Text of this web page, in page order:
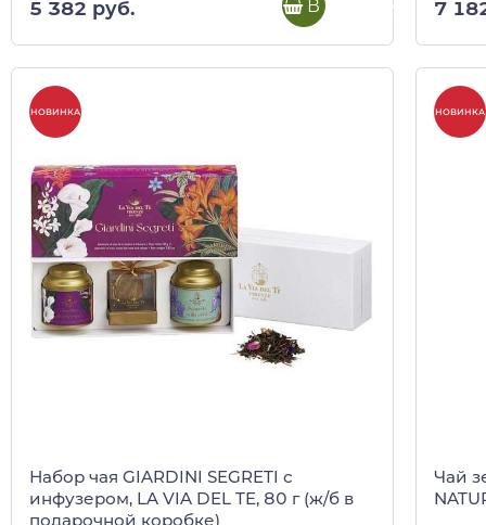
5 382 руб. В корзину 7
НОВИНКА
Набор чая GIARDINI SEGRETI с
инфузером, LA VIA DEL TE, 80 г (ж/б в
подарочной коробке)
НОВИНКА
Чай